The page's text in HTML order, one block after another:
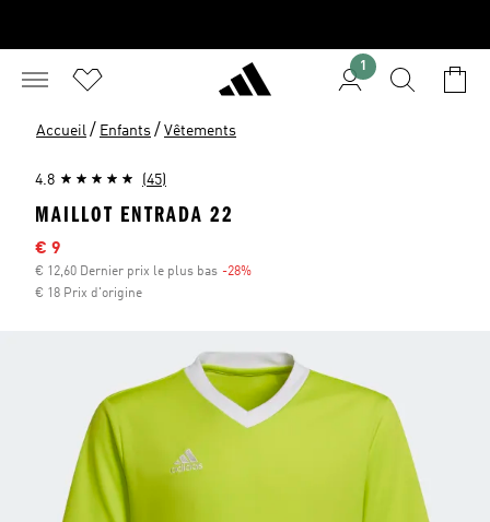
1
Accueil / Enfants / Vêtements
4.8 (45)
MAILLOT ENTRADA 22
Sale price
€ 9
€ 12,60 Dernier prix le plus bas -28%
€ 18 Prix d'origine